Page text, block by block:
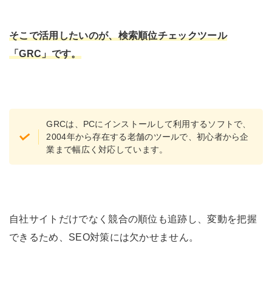
そこで活用したいのが、検索順位チェックツール
「GRC」です。
GRCは、PCにインストールして利用するソフトで、
2004年から存在する老舗のツールで、初心者から企
業まで幅広く対応しています。
自社サイトだけでなく競合の順位も追跡し、変動を把握
できるため、SEO対策には欠かせません。